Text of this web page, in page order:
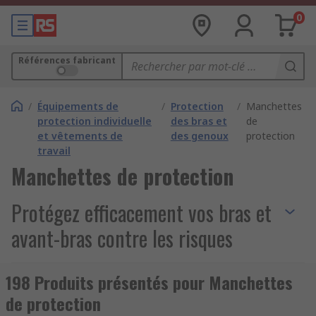
0
Références fabricant
/ Équipements de
protection individuelle
et vêtements de
travail
/ Protection
des bras et
des genoux
/ Manchettes
de
protection
Manchettes de protection
Protégez efficacement vos bras et
avant-bras contre les risques
Dans les environnements industriels, du BTP, de
198 Produits présentés pour Manchettes
de protection